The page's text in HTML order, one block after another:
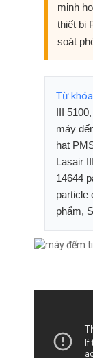
minh
thiết bị
soát
Từ
III
máy
hạt
Lasair
14644
particle
phẩm,